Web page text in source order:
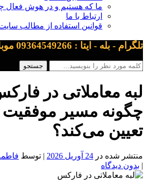
ما که هستیم و در هوش فعال
ارتباط با ما
قوانین استفاده از مطالب
تلگرام - بله - ایتا : 09364549266 موبایل : 09119542983
لبه معاملاتی در
چگونه مسیر موفقیت
تعیین می‌کند؟
منتشر شده در 24 آوریل 2026 | توسط
| بدون دیدگاه